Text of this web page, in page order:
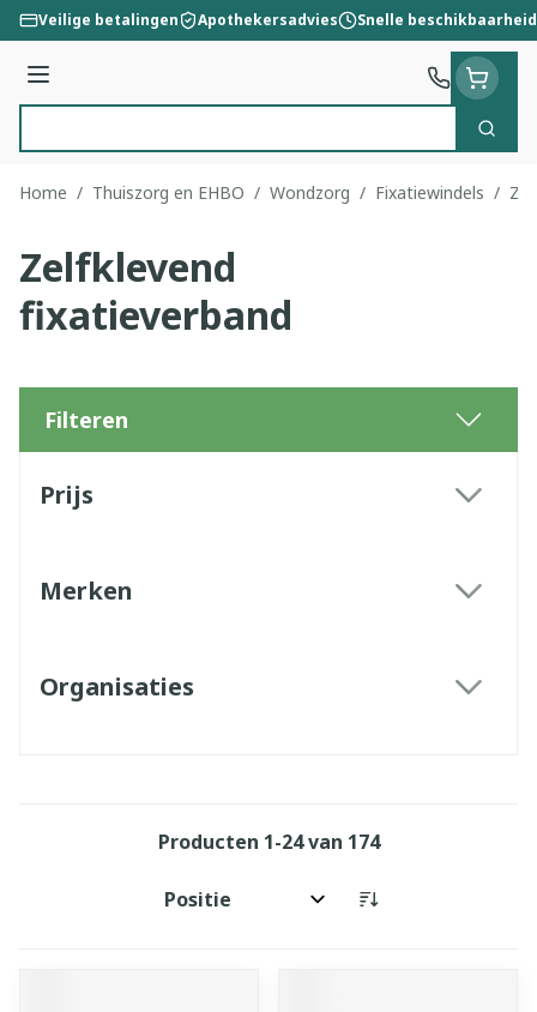
Ga naar de inhoud
Veilige betalingen Apothekersadvies Snelle beschikbaarheid
Menu
Zoek
Home / Thuiszorg en EHBO / Wondzorg / Fixatiewindels /
Zelfklevend
fixatieverband
Filteren
Prijs
Merken
Organisaties
Producten 1-24van 174
Sorteer op: